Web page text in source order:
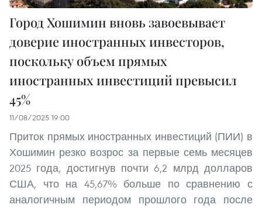
Город Хошимин вновь завоевывает
доверие иностранных инвесторов,
поскольку объем прямых
иностранных инвестиций превысил
45%
11/08/2025 19:00
Приток прямых иностранных инвестиций (ПИИ) в
Хошимин резко возрос за первые семь месяцев
2025 года, достигнув почти 6,2 млрд долларов
США, что на 45,67% больше по сравнению с
аналогичным периодом прошлого года после